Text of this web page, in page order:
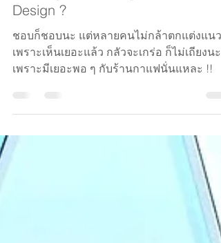
ยังคงอยู่ในกระแสอยู่มั้ยกับ Industrial
Design ?
ชอบก็ชอบนะ แต่หลายคนไม่กล้าตกแต่งแนว